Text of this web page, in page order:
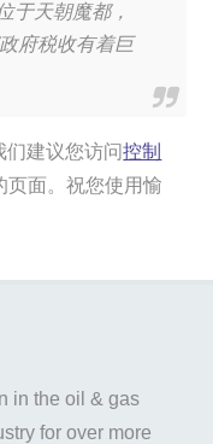
于天朝魔都，
府税收有着巨
们建议您访问控制
页面。祝您使用愉
in the oil & gas
for over more